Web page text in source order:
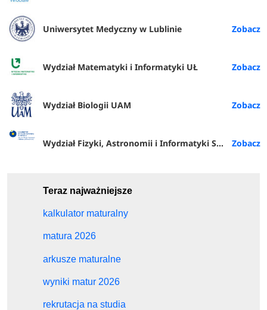
Uniwersytet Medyczny w Lublinie
Wydział Matematyki i Informatyki UŁ
Wydział Biologii UAM
Wydział Fizyki, Astronomii i Informatyki Stosowanej
Teraz najważniejsze
kalkulator maturalny
matura 2026
arkusze maturalne
wyniki matur 2026
rekrutacja na studia